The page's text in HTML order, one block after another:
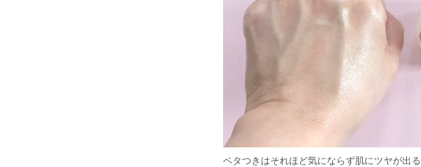
ベタつきはそれほど気にならず肌にツヤが出る